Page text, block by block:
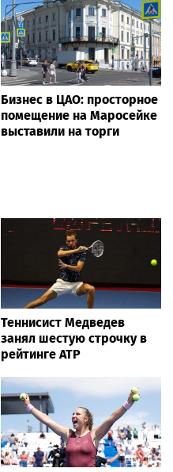
Бизнес в ЦАО: просторное
помещение на Маросейке
выставили на торги
Теннисист Медведев
занял шестую строчку в
рейтинге ATP